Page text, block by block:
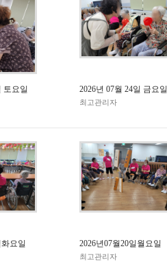
토요일 2026년 07월 24일 금요일
최고관리자
요일 2026년07월20일월요일
최고관리자